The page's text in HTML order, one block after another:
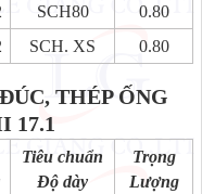
SCH80
0.80
SCH. XS 0.80
THÉP ỐNG
17.1
Tiêu chuẩn
Độ dày
Trọng
Lượng